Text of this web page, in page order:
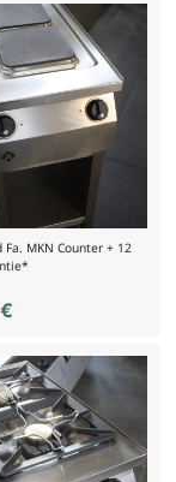
MKN Counter + 12
€